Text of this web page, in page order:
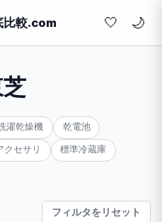
較.com 🤍
濯乾燥機 乾電池
クセサリ 標準冷蔵庫
フィルタをリセット